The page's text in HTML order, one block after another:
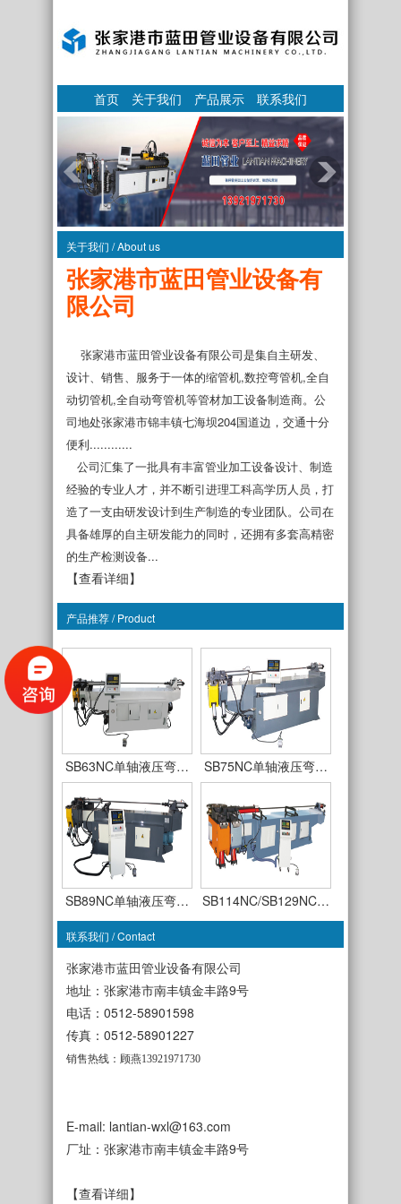
首页 关于我们 产品展示 联系我们
关于我们 / About us
张家港市蓝田管业设备有
限公司
张家港市蓝田管业设备有限公司是集自主研发、
设计、销售、服务于一体的缩管机,数控弯管机,全自
动切管机,全自动弯管机等管材加工设备制造商。公
司地处张家港市锦丰镇七海坝204国道边，交通十分
便利............
公司汇集了一批具有丰富管业加工设备设计、制造
经验的专业人才，并不断引进理工科高学历人员，打
造了一支由研发设计到生产制造的专业团队。公司在
具备雄厚的自主研发能力的同时，还拥有多套高精密
的生产检测设备...
【查看详细】
产品推荐 / Product
SB38NC单轴液压弯… SB50NC单轴液压弯…
SB63NC单轴液压弯… SB75NC单轴液压弯…
SB89NC单轴液压弯… SB114NC/SB129NC…
SB63CNC-TSR-3A全…
联系我们 / Contact
张家港市蓝田管业设备有限公司
地址：张家港市南丰镇金丰路9号
电话：0512-58901598
传真：0512-58901227
销售热线：顾燕13921971730
E-mail: lantian-wxl@163.com
厂址：张家港市南丰镇金丰路9号
【查看详细】